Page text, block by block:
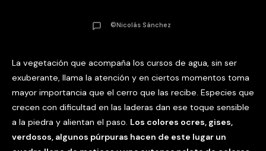
©Nicolás Sánchez
La vegetación que acompaña los cursos de agua, sin ser
exuberante, llama la atención y en ciertos momentos toma
mayor importancia que el cerro que las recibe. Especies que
crecen con dificultad en las laderas dan ese toque sensible
a la piedra y alientan el paso. Los colores ocres, gises,
verdosos, algunos púrpuras hacen de este lugar un